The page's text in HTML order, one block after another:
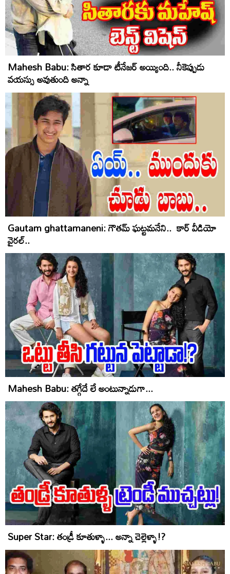
Mahesh Babu: సితార కూడా టీనేజర్ అయ్యింది.. నీకెప్పుడు
వయస్సు అవుతుంది అన్నా
Gautam ghattamaneni: గౌతమ్‌ ఘట్టమనేని.. కార్‌ వీడియో
వైరల్‌..
Mahesh Babu: తగ్గేదే లే అంటున్నాడుగా...
Super Star: తండ్రీ కూతుళ్ళా... అన్నా చెల్లెళ్ళా!?